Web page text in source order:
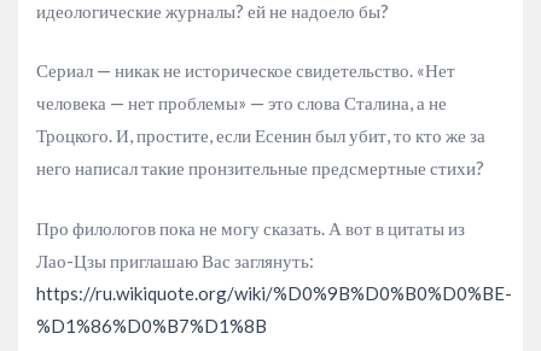
идеологические журналы? ей не надоело бы?
Сериал — никак не историческое свидетельство. «Нет
человека — нет проблемы» — это слова Сталина, а не
Троцкого. И, простите, если Есенин был убит, то кто же за
него написал такие пронзительные предсмертные стихи?
Про филологов пока не могу сказать. А вот в цитаты из
Лао-Цзы приглашаю Вас заглянуть:
https://ru.wikiquote.org/wiki/%D0%9B%D0%B0%D0%BE-
%D1%86%D0%B7%D1%8B